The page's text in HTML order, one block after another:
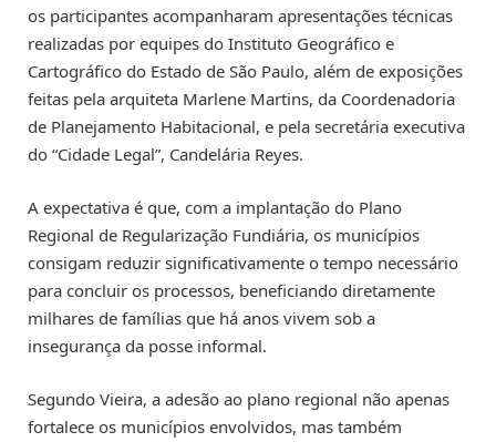
os participantes acompanharam apresentações técnicas
realizadas por equipes do Instituto Geográfico e
Cartográfico do Estado de São Paulo, além de exposições
feitas pela arquiteta Marlene Martins, da Coordenadoria
de Planejamento Habitacional, e pela secretária executiva
do “Cidade Legal”, Candelária Reyes.
A expectativa é que, com a implantação do Plano
Regional de Regularização Fundiária, os municípios
consigam reduzir significativamente o tempo necessário
para concluir os processos, beneficiando diretamente
milhares de famílias que há anos vivem sob a
insegurança da posse informal.
Segundo Vieira, a adesão ao plano regional não apenas
fortalece os municípios envolvidos, mas também